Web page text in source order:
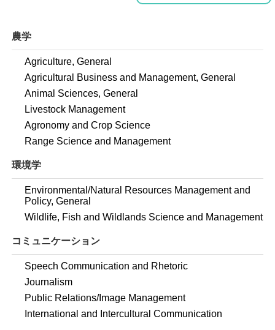
農学
Agriculture, General
Agricultural Business and Management, General
Animal Sciences, General
Livestock Management
Agronomy and Crop Science
Range Science and Management
環境学
Environmental/Natural Resources Management and
Policy, General
Wildlife, Fish and Wildlands Science and Management
コミュニケーション
Speech Communication and Rhetoric
Journalism
Public Relations/Image Management
International and Intercultural Communication